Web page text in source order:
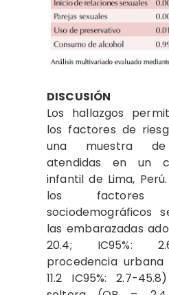
DISCUSIÓN
Los hallazgos
los factores de
una muestra de
atendidas en un
infantil de Lima,
los factores
sociodemográficos
las embarazadas
20.4; IC95%:
procedencia
11.2 IC95%: 2.7-